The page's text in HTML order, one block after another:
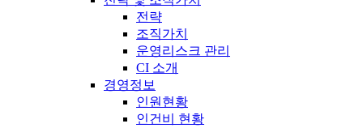
전략
조직가치
운영리스크 관리
CI 소개
경영정보
인원현황
인건비 현황